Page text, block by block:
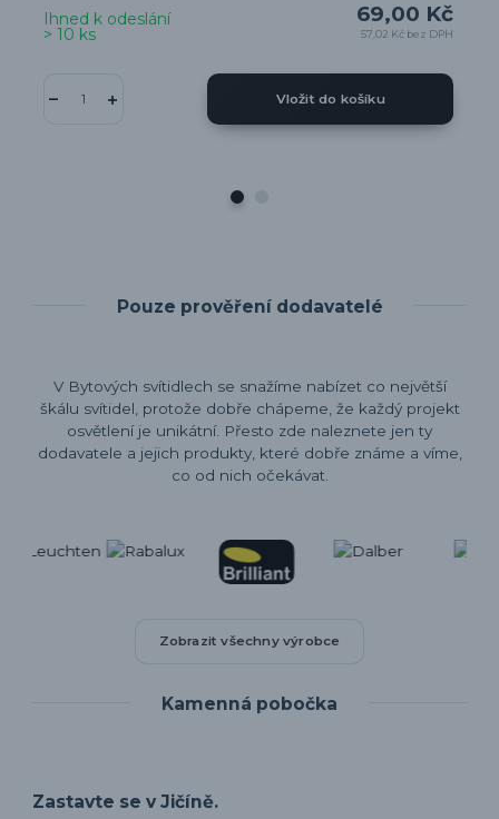
69,00 Kč
57,02 Kč bez DPH
Ihned k odeslání
> 10 ks
Vložit do košíku
Pouze prověření dodavatelé
V Bytových svítidlech se snažíme nabízet co největší
škálu svítidel, protože dobře chápeme, že každý projekt
osvětlení je unikátní. Přesto zde naleznete jen ty
dodavatele a jejich produkty, které dobře známe a víme,
co od nich očekávat.
Zobrazit všechny výrobce
Kamenná pobočka
Zastavte se v Jičíně.